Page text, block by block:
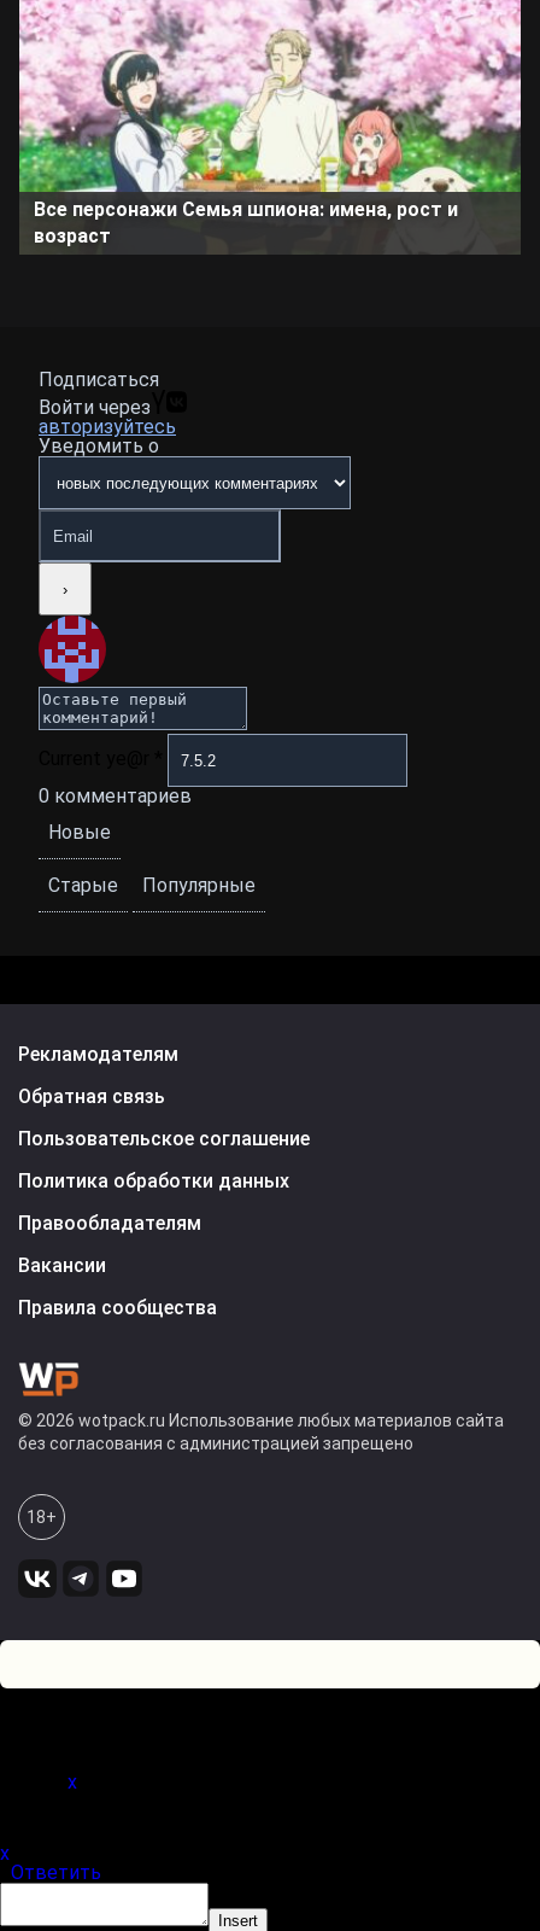
Все персонажи Семья шпиона: имена, рост и
возраст
Подписаться
Войти через
авторизуйтесь
Уведомить о
0 комментариев
Новые
Старые Популярные
Рекламодателям
Обратная связь
Пользовательское соглашение
Политика обработки данных
Правообладателям
Вакансии
Правила сообщества
© 2026 wotpack.ru Использование любых материалов сайта
без согласования с администрацией запрещено
18+
x
x
Ответить
Insert